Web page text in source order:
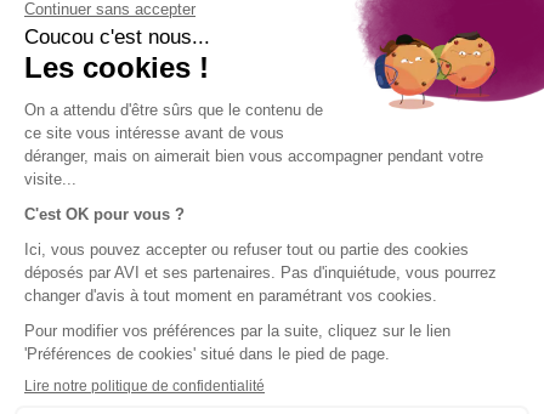
viajar por europa consejos por avi seguros
navidad en europa 7 ciudades por avi
international
AVISO
Aviso legal
Condiciones
generales de
Uso de
cookies
Mapa del
EMPRESA
AVI en breve
ACCESO
Contacto
Ayuda
¡SÍGUENOS!